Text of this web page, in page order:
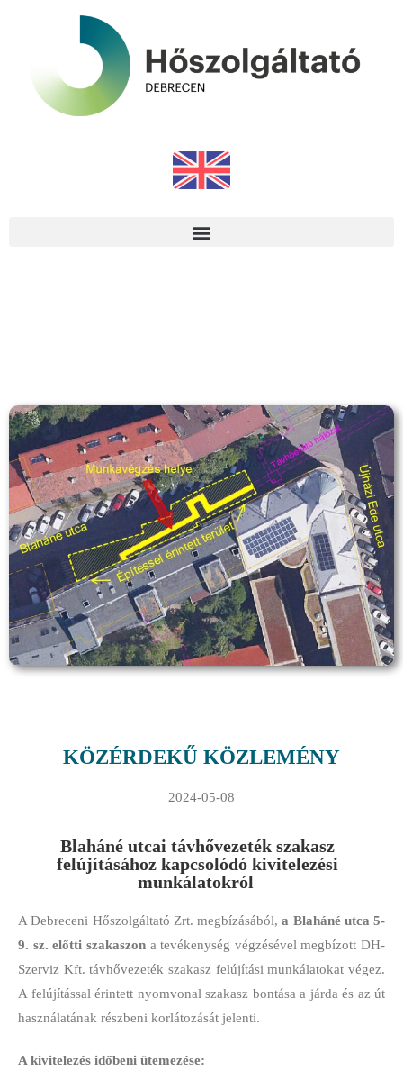
KÖZÉRDEKŰ KÖZLEMÉNY
2024-05-08
Blaháné utcai távhővezeték szakasz
felújításához kapcsolódó kivitelezési
munkálatokról
A Debreceni Hőszolgáltató Zrt. megbízásából,a Blaháné utca 5-
9. sz. előtti szakaszon a tevékenység végzésével megbízott DH-
Szerviz Kft. távhővezeték szakasz felújítási munkálatokat végez.
A felújítással érintett nyomvonal szakasz bontása a járda és az út
használatának részbeni korlátozását jelenti.
A kivitelezés időbeni ütemezése: